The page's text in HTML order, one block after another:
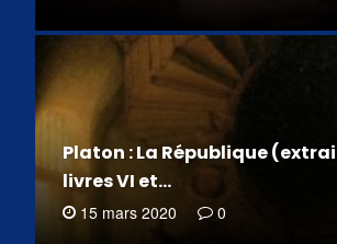
Platon : La République
livres VI et…
15 mars 2020 0